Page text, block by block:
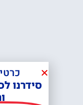
סידרנו